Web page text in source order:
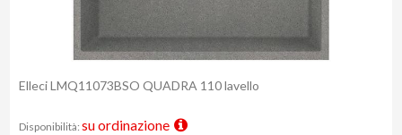
Elleci LMQ11073BSO QUADRA 110 lavello
Disponibilità: su ordinazione